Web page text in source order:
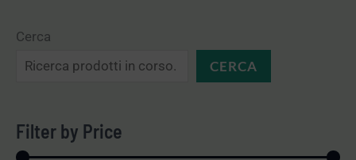
Cerca
CERCA
Filter by Price